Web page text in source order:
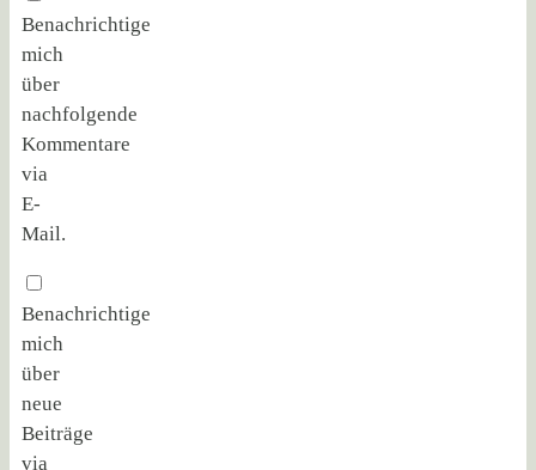
Benachrichtige
mich
über
nachfolgende
Kommentare
via
E-
Mail.
Benachrichtige
mich
über
neue
Beiträge
via